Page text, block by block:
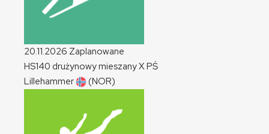
20.11.2026 Zaplanowane
HS140 drużynowy mieszanyXPŚ
Lillehammer
(NOR)